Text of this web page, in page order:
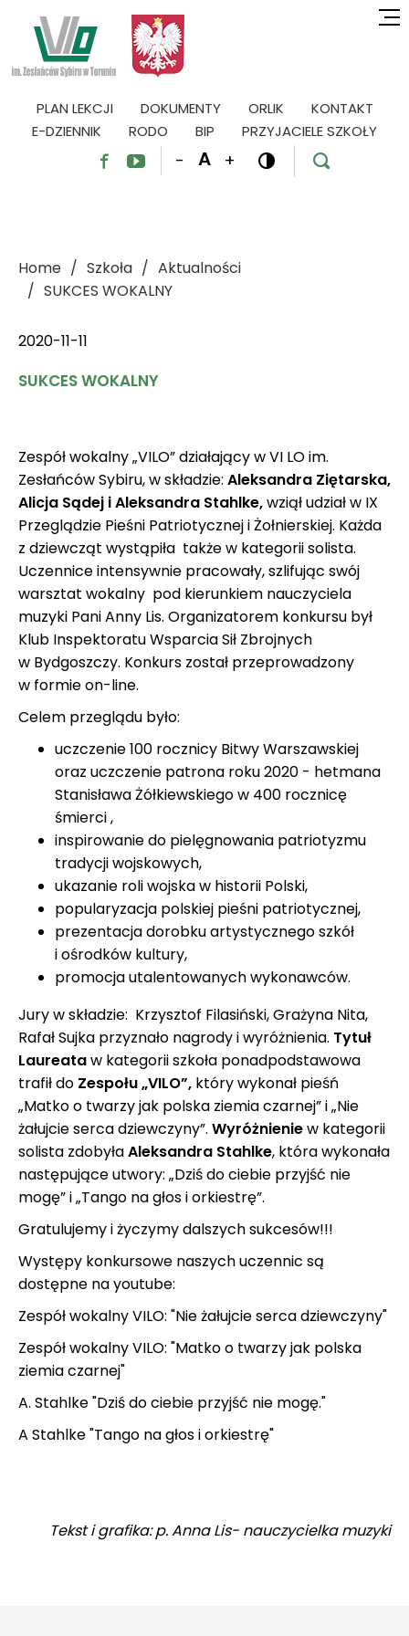
PLAN LEKCJI DOKUMENTY ORLIK
KONTAKT
E-DZIENNIK
RODO BIP PRZYJACIELE SZKOŁY
  - A +  
Home Szkoła
Aktualności
SUKCES WOKALNY
2020-11-11
SUKCES WOKALNY
Zespół wokalny „VILO” działający w VI LO im.
Zesłańców Sybiru, w składzie: Aleksandra Ziętarska,
Alicja Sądej i Aleksandra Stahlke,wziął udział w IX
Przeglądzie Pieśni Patriotycznej i Żołnierskiej. Każda
z dziewcząt wystąpiła także w kategorii solista.
Uczennice intensywnie pracowały, szlifując swój
warsztat wokalny pod kierunkiem nauczyciela
muzyki Pani Anny Lis. Organizatorem konkursu był
Klub Inspektoratu Wsparcia Sił Zbrojnych
w Bydgoszczy. Konkurs został przeprowadzony
w formie on-line.
Celem przeglądu było:
uczczenie 100 rocznicy Bitwy Warszawskiej
oraz uczczenie patrona roku 2020 - hetmana
Stanisława Żółkiewskiego w 400 rocznicę
śmierci ,
inspirowanie do pielęgnowania patriotyzmu
tradycji wojskowych,
ukazanie roli wojska w historii Polski,
popularyzacja polskiej pieśni patriotycznej,
prezentacja dorobku artystycznego szkół
i ośrodków kultury,
promocja utalentowanych wykonawców.
Jury w składzie: Krzysztof Filasiński, Grażyna Nita,
Rafał Sujka przyznało nagrody i wyróżnienia. Tytuł
Laureataw kategorii szkoła ponadpodstawowa
trafił do Zespołu „VILO”, który wykonał pieśń
„Matko o twarzy jak polska ziemia czarnej” i „Nie
żałujcie serca dziewczyny”. Wyróżnieniew kategorii
solista zdobyłaAleksandra Stahlke, która wykonała
następujące utwory: „Dziś do ciebie przyjść nie
mogę” i „Tango na głos i orkiestrę”.
Gratulujemy i życzymy dalszych sukcesów!!!
Występy konkursowe naszych uczennic są
dostępne na youtube:
Zespół wokalny VILO: "Nie żałujcie serca dziewczyny"
Zespół wokalny VILO: "Matko o twarzy jak polska
ziemia czarnej"
A. Stahlke "Dziś do ciebie przyjść nie mogę."
A Stahlke "Tango na głos i orkiestrę"
Tekst i grafika: p. Anna Lis- nauczycielka muzyki